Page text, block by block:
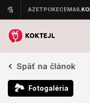
Späť na článok
🏞 Fotogaléria